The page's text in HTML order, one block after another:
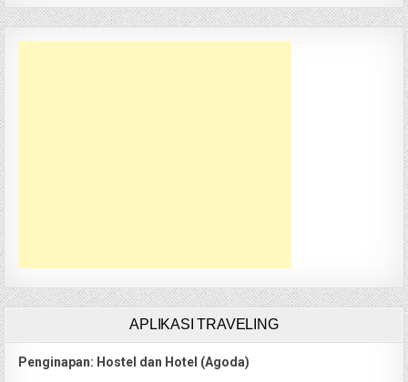
APLIKASI TRAVELING
Penginapan: Hostel dan Hotel (Agoda)